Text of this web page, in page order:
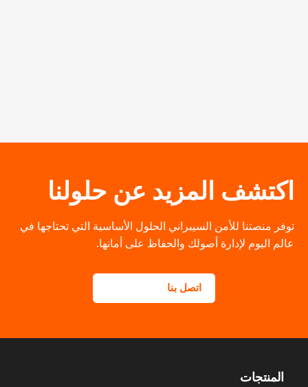
اكتشف المزيد عن حلولنا
توفر منصتنا للأمن السيبراني الحلول الأساسية التي تحتاجها في
عالم اليوم لإدارة أصولك والحفاظ على أمانها.
اتصل بنا
المنتجات